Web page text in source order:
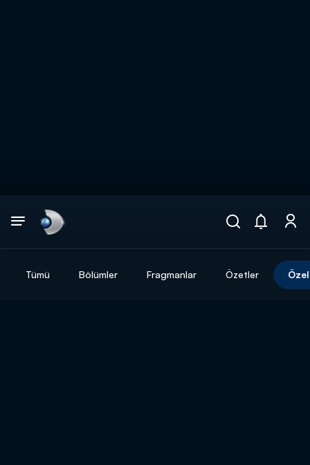
Tümü Bölümler Fragmanlar Özetler